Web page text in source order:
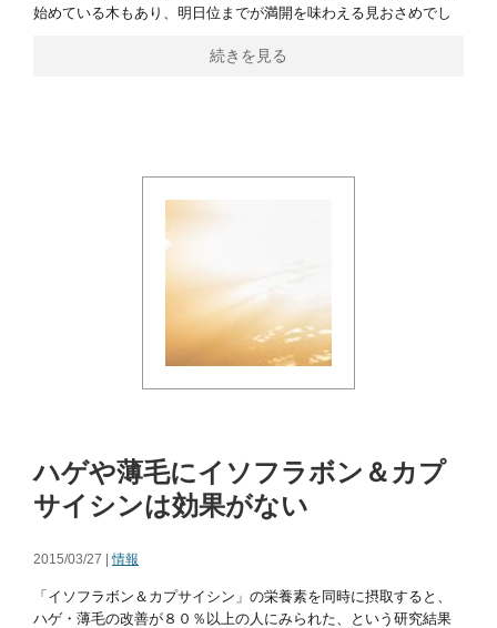
始めている木もあり、明日位までが満開を味わえる見おさめでし
続きを見る
ハゲや薄毛にイソフラボン＆カプ
サイシンは効果がない
2015/03/27 |情報
「イソフラボン＆カプサイシン」の栄養素を同時に摂取すると、
ハゲ・薄毛の改善が８０％以上の人にみられた、という研究結果